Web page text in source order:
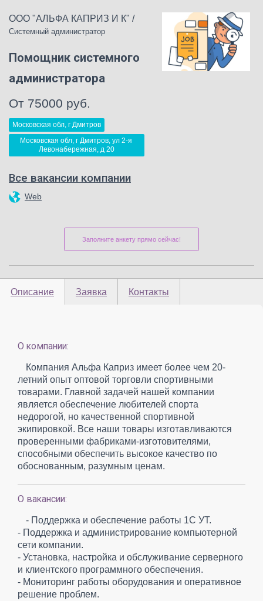
ООО "АЛЬФА КАПРИЗ И К" /
Системный администратор
Помощник системного
администратора
От 75000 руб.
Московская обл, г Дмитров
Московская обл, г Дмитров, ул 2-я
Левонабережная, д 20
Все вакансии компании
Web
Заполните анкету прямо сейчас!
Описание Заявка Контакты
О компании:
Компания Альфа Каприз имеет более чем 20-
летний опыт оптовой торговли спортивными
товарами. Главной задачей нашей компании
является обеспечение любителей спорта
недорогой, но качественной спортивной
экипировкой. Все наши товары изготавливаются
проверенными фабриками-изготовителями,
способными обеспечить высокое качество по
обоснованным, разумным ценам.
О вакансии:
- Поддержка и обеспечение работы 1С УТ.
- Поддержка и администрирование компьютерной
сети компании.
- Установка, настройка и обслуживание серверного
и клиентского программного обеспечения.
- Мониторинг работы оборудования и оперативное
решение проблем.